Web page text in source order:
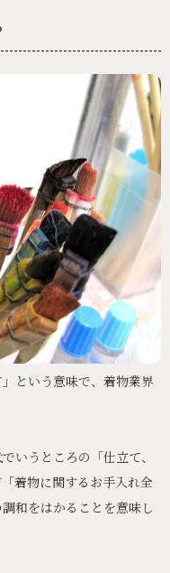
という意味で、着物業界
いうところの「仕立て、
着物に関するお手入れ全
和をはかることを意味し